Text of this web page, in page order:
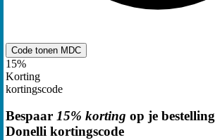
Code tonen MDC
15%
Korting
kortingscode
Bespaar 15% korting op je
Donelli kortingscode